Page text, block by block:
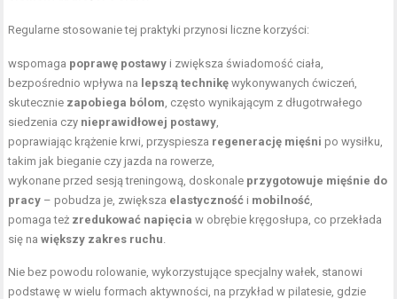
Regularne stosowanie tej praktyki przynosi liczne korzyści:
wspomaga poprawę postawy i zwiększa świadomość ciała,
bezpośrednio wpływa na lepszą technikę wykonywanych ćwiczeń,
skutecznie zapobiega bólom , często wynikającym z długotrwałego
siedzenia czy nieprawidłowej postawy
poprawiając krążenie krwi, przyspiesza regenerację mięśni po wysiłku,
takim jak bieganie czy jazda na rowerze,
wykonane przed sesją treningową, doskonale przygotowuje mięśnie do
pracy – pobudza je, zwiększa elastyczność i mobilność
pomaga też zredukować napięcia w obrębie kręgosłupa, co przekłada
się nawiększy zakres ruchu
Nie bez powodu rolowanie, wykorzystujące specjalny wałek, stanowi
podstawę w wielu formach aktywności, na przykład w pilatesie, gdzie